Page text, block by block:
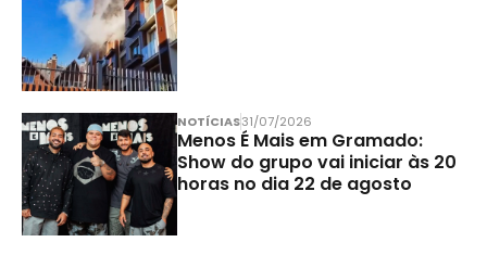
NOTÍCIAS31/07/2026
Menos É Mais em Gramado:
Show do grupo vai iniciar às 20
horas no dia 22 de agosto